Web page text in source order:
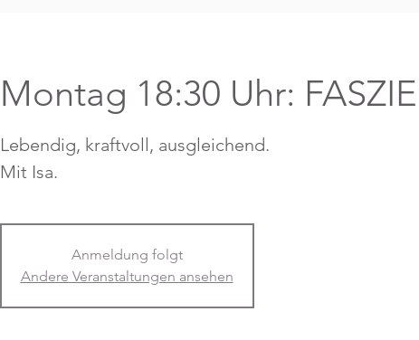
Montag 18:30 Uhr:
Lebendig, kraftvoll, ausgleichend.
Mit Isa.
Anmeldung folgt
Andere Veranstaltungen ansehen